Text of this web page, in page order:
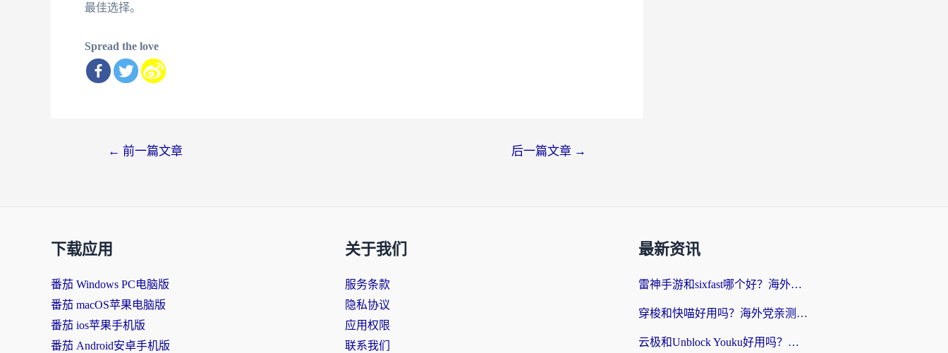
最佳选择。
Spread the love
← 前一篇文章 后一篇文章 →
下载应用
番茄 Windows PC电脑版
番茄 macOS苹果电脑版
番茄 ios苹果手机版
番茄 Android安卓手机版
关于我们
服务条款
隐私协议
应用权限
联系我们
最新资讯
雷神手游和sixfast哪个好？海外党亲测3款回国加速器，教你选对不踩坑
穿梭和快喵好用吗？海外党亲测：小众加速器对比+番茄加速器深度体验
云极和Unblock Youku好用吗？海外党亲测+2026回国加速器避坑指南